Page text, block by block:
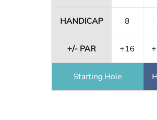
HANDICAP 8
+/- PAR +16
Starting Hole